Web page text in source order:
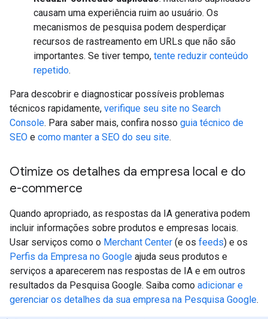
causam uma experiência ruim ao usuário. Os
mecanismos de pesquisa podem desperdiçar
recursos de rastreamento em URLs que não são
importantes. Se tiver tempo, tente reduzir conteúdo
repetido.
Para descobrir e diagnosticar possíveis problemas
técnicos rapidamente, verifique seu site no Search
Console. Para saber mais, confira nosso guia técnico de
SEO e como manter a SEO do seu site.
Otimize os detalhes da empresa local e do
e-commerce
Quando apropriado, as respostas da IA generativa podem
incluir informações sobre produtos e empresas locais.
Usar serviços como o Merchant Center (e os feeds) e os
Perfis da Empresa no Google ajuda seus produtos e
serviços a aparecerem nas respostas de IA e em outros
resultados da Pesquisa Google. Saiba como adicionar e
gerenciar os detalhes da sua empresa na Pesquisa Google.